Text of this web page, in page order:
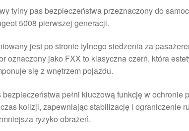
tylny pas bezpieczeństwa przeznaczony do
5008 pierwszej generacji.
jest po stronie tylnego siedzenia za
oznaczony jako FXX to klasyczna czerń, która
się z wnętrzem pojazdu.
bezpieczeństwa pełni kluczową funkcję w ochronie
kolizji, zapewniając stabilizację i ograniczenie
ryzyko obrażeń.